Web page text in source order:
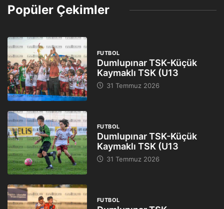
Popüler Çekimler
FUTBOL
Dumlupınar TSK-Küçük
Kaymaklı TSK (U13
31 Temmuz 2026
FUTBOL
Dumlupınar TSK-Küçük
Kaymaklı TSK (U13
31 Temmuz 2026
FUTBOL